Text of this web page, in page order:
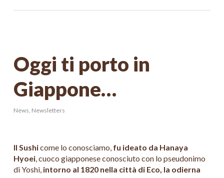
Oggi ti porto in
Giappone…
News, Newsletters
Il Sushicome lo conosciamo, fu ideato da Hanaya
Hyoei, cuoco giapponese conosciuto con lo pseudonimo
di Yoshi, intorno al 1820 nella città di Eco, la odierna